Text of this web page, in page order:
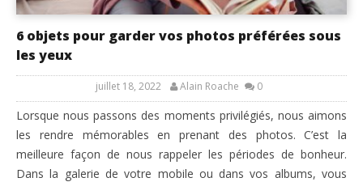
6 objets pour garder vos photos préférées sous
les yeux
juillet 18, 2022 Alain Roache 0
Lorsque nous passons des moments privilégiés, nous aimons
les rendre mémorables en prenant des photos. C’est la
meilleure façon de nous rappeler les périodes de bonheur.
Dans la galerie de votre mobile ou dans vos albums, vous